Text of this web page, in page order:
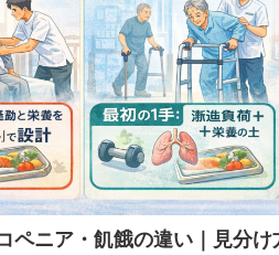
ペニア・飢餓の違い｜見分